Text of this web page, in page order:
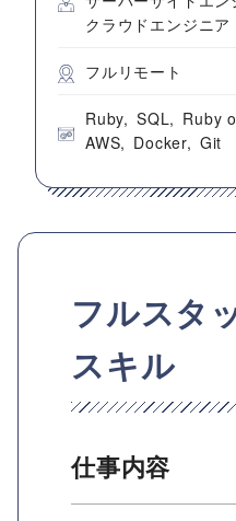
クラウドエンジニア
フルリモート
Ruby SQL
Ruby
AWS
Docker Git
フルスタ
スキル
仕事内容